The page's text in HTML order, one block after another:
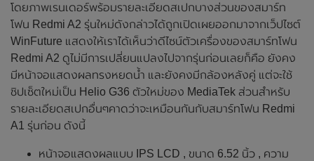
โดยภาพเรนเดอร์พร้อมรายละเอียดสเปกบางส่วนของสมาร์ท
โฟน Redmi A2 รุ่นใหม่ดังกล่าวได้ถูกเปิดเผยออกมาจากเว็ปไซต์
WinFuture แสดงให้เราได้เห็นว่าดีไซน์ตัวเครื่องของสมาร์ทโฟน
Redmi A2 ดูไม่มีการเปลี่ยนแปลงไปจากรุ่นก่อนเลยก็คือ ยังคง
มีหน้าจอแสดงผลทรงหยดน้ำ และยังคงมีกล้องหลังคู่ แต่จะใช้
ชิปเซ็ตใหม่เป็น Helio G36 ตัวใหม่ของ MediaTek ส่วนสำหรับ
รายละเอียดสเปกอื่นๆคาดว่าจะเหมือนกันกับสมาร์ทโฟน Redmi
A1 รุ่นก่อน ดังนี้
หน้าจอแสดงผลแบบ IPS LCD , ขนาด 6.52 นิ้ว , ความ